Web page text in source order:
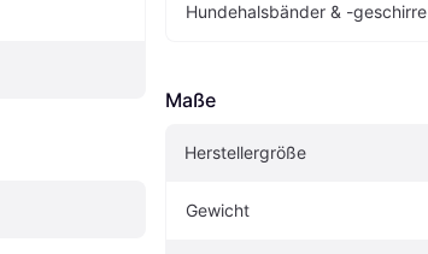
Hundehalsbänder & -geschirre
Maße
Herstellergröße
Gewicht